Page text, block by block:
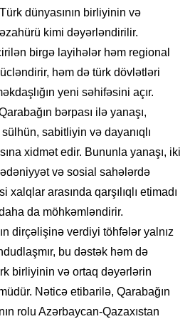
dünyasının birliyinin və
kimi dəyərləndirilir.
birgə layihələr həm regional
həm də türk dövlətləri
yeni səhifəsini açır.
bərpası ilə yanaşı,
sabitliyin və dayanıqlı
xidmət edir. Bununla yanaşı, iki
və sosial sahələrdə
arasında qarşılıqlı etimadı
da möhkəmləndirir.
dirçəlişinə verdiyi töhfələr yalnız
bu dəstək həm də
birliyinin və ortaq dəyərlərin
Nəticə etibarilə, Qarabağın
rolu Azərbaycan-Qazaxıstan